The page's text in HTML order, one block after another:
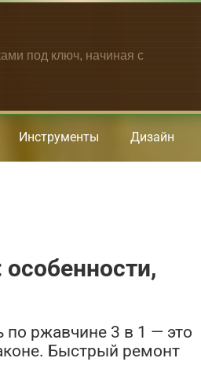
под ключ, начиная с
Инструменты Дизайн
по ржавчине 3 в 1 — это
Быстрый ремонт